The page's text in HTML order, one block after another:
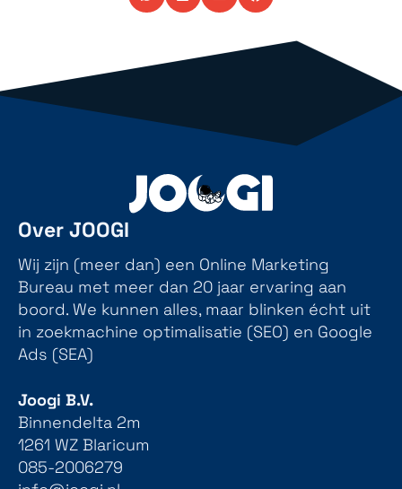
Over JOOGI
Wij zijn (meer dan) een Online Marketing
Bureau met meer dan 20 jaar ervaring aan
boord. We kunnen alles, maar blinken écht uit
in zoekmachine optimalisatie (SEO) en Google
Ads (SEA)
Joogi B.V.
Binnendelta 2m
1261 WZ Blaricum
085-2006279